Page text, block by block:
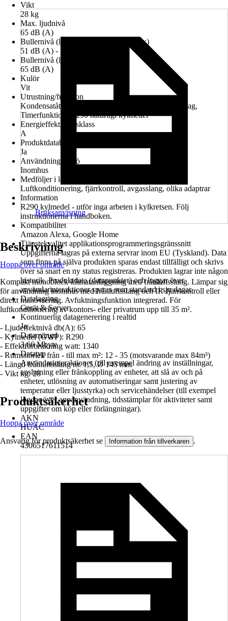
Vikt
28 kg
Max. ljudnivå
65 dB (A)
Bullernivå (ljudtryck (db(A)) (min-max)
51 dB (A) - 55 dB (A)
Bullernivå (ljudeffekt(db)) max.
65 dB (A)
Kulör
Vit
Utrustning/funktion
Kondensatåtervinning, Fjärrkontroll, Transporthandtag,
Timerfunktion, R290 naturligt kylmedel
Energieffektivitetsklass
A
Produktdatablad med EEK-information
Ja
Användningsmiljö
Inomhus
Medföljer i leveransen
Luftkonditionering, fjärrkontroll, avgasslang, olika adaptrar
Information
R290 kylmedel - utför inga arbeten i kylkretsen. Följ
instruktionerna i handboken.
Kompatibilitet
Amazon Alexa, Google Home
Tjänstekvalitet applikationsprogrammeringsgränssnitt
Uppgifterna lagras på externa servrar inom EU (Tyskland). Data
som finns på själva produkten sparas endast tillfälligt och skrivs
över så snart en ny status registreras. Produkten lagrar inte någon
historik. Produktdata (datapunkter) och loggar över
användarinteraktioner sparas som standard i sju dagar.
Datalagring
Gerät & Server
Kontinuerlig datagenerering i realtid
Ja
Datamängd
3,66 Mbyte
Datatyp
Användarinteraktioner (till exempel ändring av inställningar,
anslutning eller frånkoppling av enheter, att slå av och på
enheter, utlösning av automatiseringar samt justering av
temperatur eller ljusstyrka) och servicehändelser (till exempel
loggar över appanvändning, tidsstämplar för aktiviteter samt
uppgifter om köp eller förlängningar).
AKN
HUAC
EAN
4306517611514
Bruksanvisning
Beskrivning
Hoppa över område
Kompakt monoblock-klimatanläggning med frånluftsslang. Lämpar sig
för användning inomhus med frånluftsslang och IR-fjärrkontroll eller
direkt manövrering. Avfuktningsfunktion integrerad. För
luftkonditionering av kontors- eller privatrum upp till 35 m².
- Ljudeffektnivå db(A): 65
- Kylmedel (GWP): R290
- Effektförbrukning watt: 1340
- Rumsstorlek från - till max m²: 12 - 35 (motsvarande max 84m³)
- Längd frånluftsslang m: 1,5, Ø 145 mm
- Vikt kg: 28
Produktsäkerhet
Hoppa över område
Ansvarig för produktsäkerhet se Information från tillverkaren .